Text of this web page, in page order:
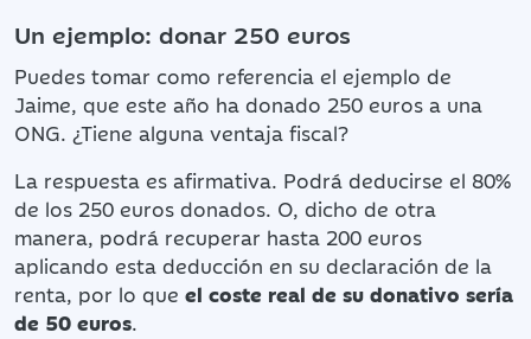
Un ejemplo: donar 250 euros
Puedes tomar como referencia el ejemplo de
Jaime, que este año ha donado 250 euros a una
ONG. ¿Tiene alguna ventaja fiscal?
La respuesta es afirmativa. Podrá deducirse el 80%
de los 250 euros donados. O, dicho de otra
manera, podrá recuperar hasta 200 euros
aplicando esta deducción en su declaración de la
renta, por lo que el coste real de su donativo sería
de 50 euros.